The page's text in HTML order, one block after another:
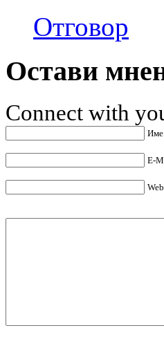
Отговор
Остави
Connect with
Е-